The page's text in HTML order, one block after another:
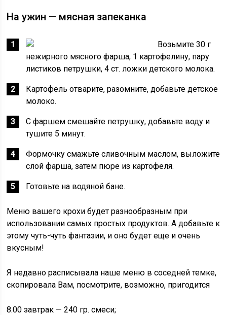
На ужин — мясная запеканка
Возьмите 30 г
нежирного мясного фарша, 1 картофелину, пару
листиков петрушки, 4 ст. ложки детского молока.
Картофель отварите, разомните, добавьте детское
молоко.
С фаршем смешайте петрушку, добавьте воду и
тушите 5 минут.
Формочку смажьте сливочным маслом, выложите
слой фарша, затем пюре из картофеля.
Готовьте на водяной бане.
Меню вашего крохи будет разнообразным при
использовании самых простых продуктов. А добавьте к
этому чуть-чуть фантазии, и оно будет еще и очень
вкусным!
Я недавно расписывала наше меню в соседней темке,
скопировала Вам, посмотрите, возможно, пригодится
8.00 завтрак — 240 гр. смеси;